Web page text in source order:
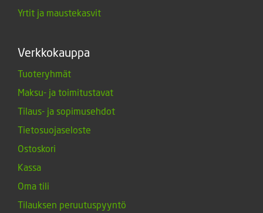
Yrtit ja maustekasvit
Verkkokauppa
Tuoteryhmät
Maksu- ja toimitustavat
Tilaus- ja sopimusehdot
Tietosuojaseloste
Ostoskori
Kassa
Oma tili
Tilauksen peruutuspyyntö